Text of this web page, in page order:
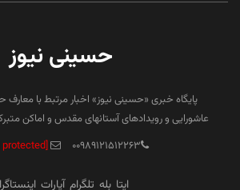
حسینی نیوز
پایگاه خبری «حسینی نیوز» اخبار مرتبط با
عاشورایی و رویدادهای آستانهای مقدس و اماکن
۰۰۹۸۹۱۲۱۵۱۲۲۶۳
[email protected]
ایتا بله تلگرام آپارات